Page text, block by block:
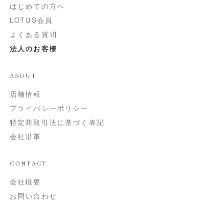
はじめての方へ
LOTUS会員
よくある質問
法人のお客様
ABOUT
店舗情報
プライバシーポリシー
特定商取引法に基づく表記
会社沿革
CONTACT
会社概要
お問い合わせ